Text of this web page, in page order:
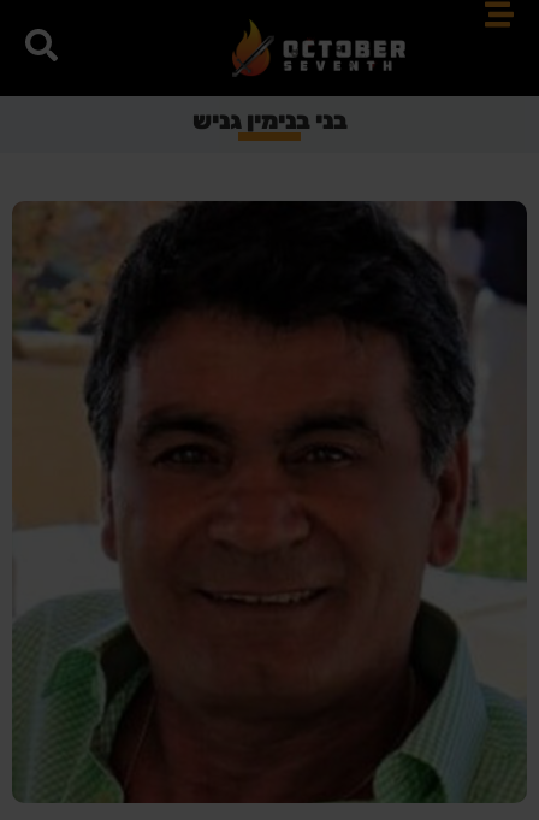
בני בנימין גניש